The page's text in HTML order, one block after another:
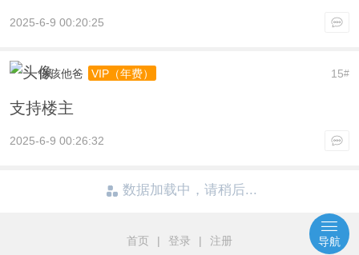
2025-6-9 00:20:25
15#
你孩他爸 VIP（年费）
支持楼主
2025-6-9 00:26:32
数据加载中，请稍后...
首页 | 登录 | 注册 导航